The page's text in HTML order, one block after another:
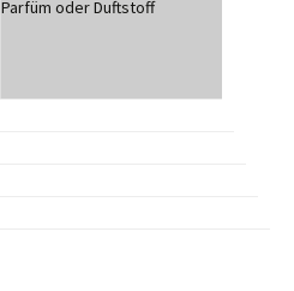
Parfüm oder Duftstoff